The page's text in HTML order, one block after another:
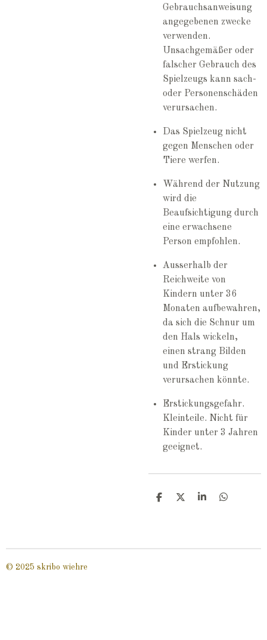
Gebrauchsanweisung
angegebenen zwecke
verwenden.
Unsachgemäßer oder
falscher Gebrauch des
Spielzeugs kann sach-
oder Personenschäden
verursachen.
Das Spielzeug nicht
gegen Menschen oder
Tiere werfen.
Während der Nutzung
wird die
Beaufsichtigung durch
eine erwachsene
Person empfohlen.
Ausserhalb der
Reichweite von
Kindern unter 36
Monaten aufbewahren,
da sich die Schnur um
den Hals wickeln,
einen strang Bilden
und Erstickung
verursachen könnte.
Erstickungsgefahr.
Kleinteile. Nicht für
Kinder unter 3 Jahren
geeignet.
T
n
T
n
T
n
T
n
© 2025 skribo wiehre